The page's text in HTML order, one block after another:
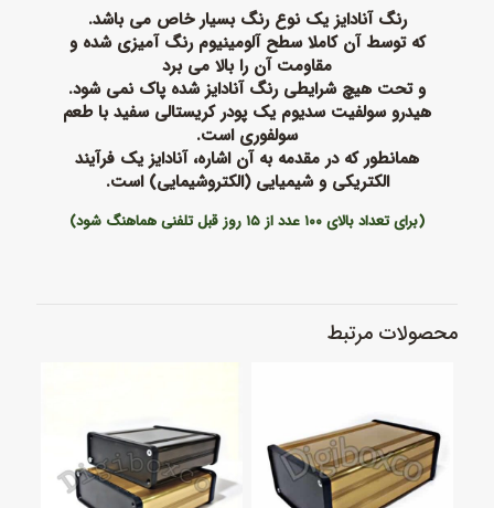
رنگ آنادایز یک نوع رنگ بسیار خاص می باشد.
که توسط آن کاملا سطح آلومینیوم رنگ آمیزی شده و
مقاومت آن را بالا می برد
و تحت هیچ شرایطی رنگ آنادایز شده پاک نمی شود.
هیدرو سولفیت سدیوم یک پودر کریستالی سفید با طعم
سولفوری است.
همانطور که در مقدمه به آن اشاره، آنادایز یک فرآیند
الکتریکی و شیمیایی (الکتروشیمایی) است.
(برای تعداد بالای ۱۰۰ عدد از ۱۵ روز قبل تلفنی هماهنگ شود )
محصولات مرتبط